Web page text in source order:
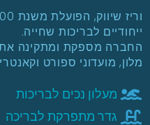
וריז שיווק
ייחודיים לבריכות שחייה.
החברה מספקת ומתקינה את
מלון, מועדוני ספורט
מעלון נכים לבריכות
גדר מתפרקת לבריכה